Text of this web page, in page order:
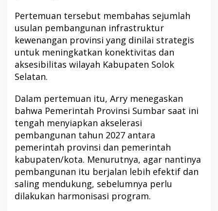
Pertemuan tersebut membahas sejumlah
usulan pembangunan infrastruktur
kewenangan provinsi yang dinilai strategis
untuk meningkatkan konektivitas dan
aksesibilitas wilayah Kabupaten Solok
Selatan.
Dalam pertemuan itu, Arry menegaskan
bahwa Pemerintah Provinsi Sumbar saat ini
tengah menyiapkan akselerasi
pembangunan tahun 2027 antara
pemerintah provinsi dan pemerintah
kabupaten/kota. Menurutnya, agar nantinya
pembangunan itu berjalan lebih efektif dan
saling mendukung, sebelumnya perlu
dilakukan harmonisasi program.